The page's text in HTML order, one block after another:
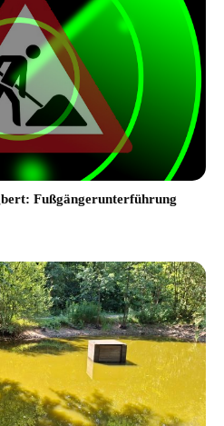
Fußgängerunterführung